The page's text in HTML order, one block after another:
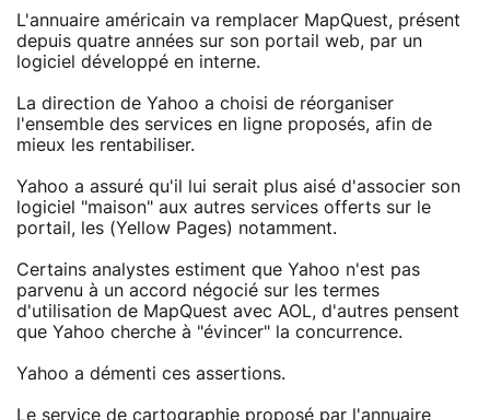
L'annuaire américain va remplacer MapQuest, présent
depuis quatre années sur son portail web, par un
logiciel développé en interne.
La direction de Yahoo a choisi de réorganiser
l'ensemble des services en ligne proposés, afin de
mieux les rentabiliser.
Yahoo a assuré qu'il lui serait plus aisé d'associer son
logiciel "maison" aux autres services offerts sur le
portail, les (Yellow Pages) notamment.
Certains analystes estiment que Yahoo n'est pas
parvenu à un accord négocié sur les termes
d'utilisation de MapQuest avec AOL, d'autres pensent
que Yahoo cherche à "évincer" la concurrence.
Yahoo a démenti ces assertions.
Le service de cartographie proposé par l'annuaire